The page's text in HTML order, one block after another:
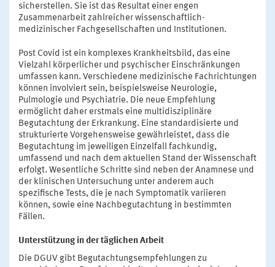
sicherstellen. Sie ist das Resultat einer engen
Zusammenarbeit zahlreicher wissenschaftlich-
medizinischer Fachgesellschaften und Institutionen.
Post Covid ist ein komplexes Krankheitsbild, das eine
Vielzahl körperlicher und psychischer Einschränkungen
umfassen kann. Verschiedene medizinische Fachrichtungen
können involviert sein, beispielsweise Neurologie,
Pulmologie und Psychiatrie. Die neue Empfehlung
ermöglicht daher erstmals eine multidisziplinäre
Begutachtung der Erkrankung. Eine standardisierte und
strukturierte Vorgehensweise gewährleistet, dass die
Begutachtung im jeweiligen Einzelfall fachkundig,
umfassend und nach dem aktuellen Stand der Wissenschaft
erfolgt. Wesentliche Schritte sind neben der Anamnese und
der klinischen Untersuchung unter anderem auch
spezifische Tests, die je nach Symptomatik variieren
können, sowie eine Nachbegutachtung in bestimmten
Fällen.
Unterstützung in der täglichen Arbeit
Die DGUV gibt Begutachtungsempfehlungen zu